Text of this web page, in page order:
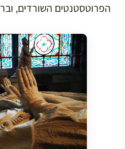
הפרוטסטנטים השורדים,